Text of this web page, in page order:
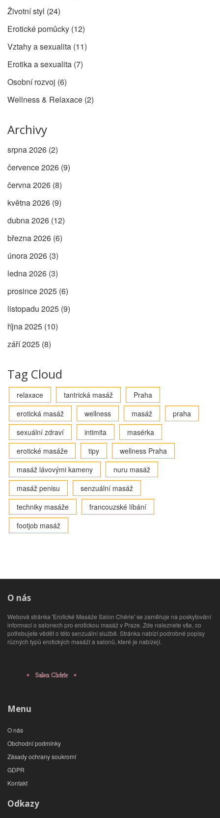
Životní styl (24)
Erotické pomůcky (12)
Vztahy a sexualita (11)
Erotika a sexualita (7)
Osobní rozvoj (6)
Wellness & Relaxace (2)
Archivy
srpna 2026 (2)
července 2026 (9)
června 2026 (8)
května 2026 (9)
dubna 2026 (12)
března 2026 (6)
února 2026 (3)
ledna 2026 (3)
prosince 2025 (6)
listopadu 2025 (9)
října 2025 (10)
září 2025 (8)
Tag Cloud
relaxace tantrická masáž
Praha
erotická masáž
wellness masáž
praha
sexuální zdraví
intimita
masérka
erotické masáže
tipy
wellness Praha
masáž lávovými kameny
nuru masáž
masáž penisu
senzuální masáž
techniky masáže
francouzské líbání
footjob masáž
O nás
Webová stránka 'Erotické Masáže Salon Chérie' se zaměřuje na poskytování
informací o salonech pro erotickou masáž v Praze. Zde naleznete vše, co
potřebujete vědět o této senzuální službě. Stránka nabízí podrobné popisy
různých typů erotických masáží a salonů, které je nabízejí.
Menu
O nás
Obchodní podmínky
Zásady ochrany soukromí
GDPR
Kontakt
Odkazy